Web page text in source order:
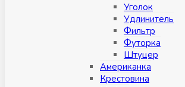
Уголок
Удлинитель
Фильтр
Футорка
Штуцер
Американка
Крестовина